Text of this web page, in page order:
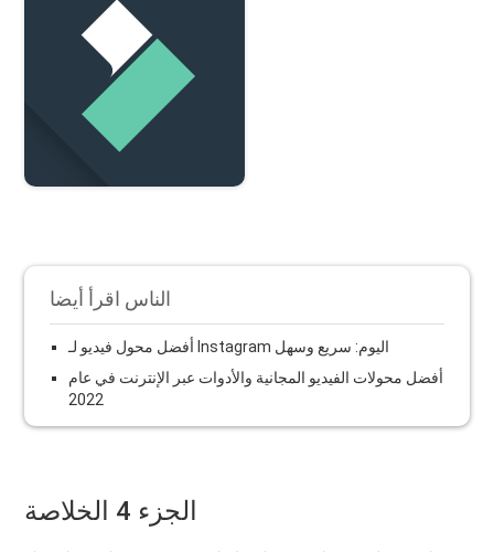
الناس اقرأ أيضا
أفضل محول فيديو لـ Instagram اليوم: سريع وسهل
أفضل محولات الفيديو المجانية والأدوات عبر الإنترنت في عام
2022
الجزء 4 الخلاصة